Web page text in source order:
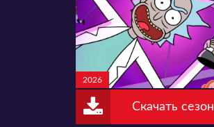
2026
Скачать сезон